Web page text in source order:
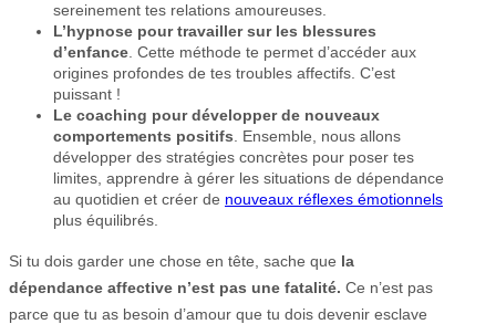
sereinement tes relations amoureuses.
L’hypnose pour travailler sur les blessures
d’enfance. Cette méthode te permet d’accéder aux
origines profondes de tes troubles affectifs. C’est
puissant !
Le coaching pour développer de nouveaux
comportements positifs. Ensemble, nous allons
développer des stratégies concrètes pour poser tes
limites, apprendre à gérer les situations de dépendance
au quotidien et créer de nouveaux réflexes émotionnels
plus équilibrés.
Si tu dois garder une chose en tête, sache que la
dépendance affective n’est pas une fatalité. Ce n’est pas
parce que tu as besoin d’amour que tu dois devenir esclave